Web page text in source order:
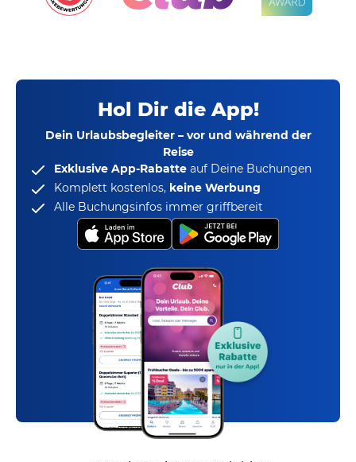
Hol Dir die App!
Dein Urlaubsbegleiter – vor und während der
Reise
Exklusive App-Rabatte auf Deine Buchungen
Komplett kostenlos, keine Werbung
Alle Buchungsinfos immer griffbereit